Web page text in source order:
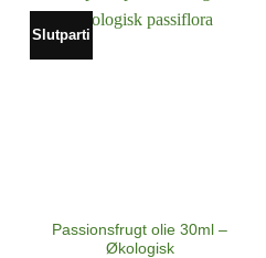
Slutparti
Passionsfrugt olie 30ml –
Økologisk